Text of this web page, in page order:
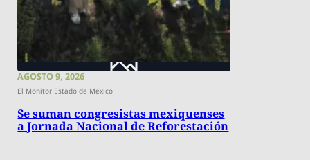
AGOSTO 9, 2026
El Monitor Estado de México
Se suman congresistas mexiquenses
a Jornada Nacional de Reforestación